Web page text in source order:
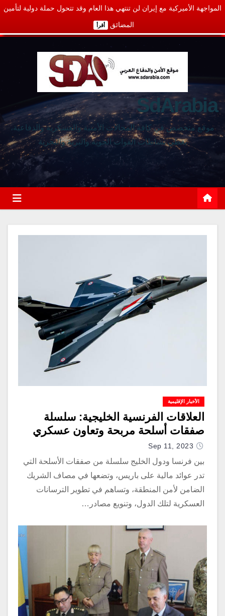
المواجهة الأميركية مع إيران لن تنتهي هذا العام وقد تتحول حملة دولية لتأمين
المضائق أقرأ
SdArabia
موقع متخصص في كافة المجالات الأمنية والعسكرية والدفاعية،
يغطي نشاطات القوات الجوية والبرية والبحرية
الأخبار الإقليمية
العلاقات الفرنسية الخليجية: سلسلة
صفقات أسلحة مربحة وتعاون عسكري
Sep 11, 2023
بين فرنسا ودول الخليج سلسلة من صفقات الأسلحة التي
تدر عوائد مالية على باريس، وتضعها في مصاف الشريك
الضامن لأمن المنطقة، وتساهم في تطوير الترسانات
العسكرية لتلك الدول، وتنويع مصادر…